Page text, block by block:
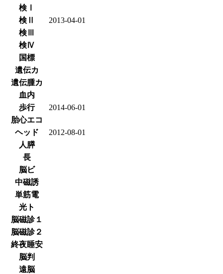
検Ⅰ
検Ⅱ
2013-04-01
検Ⅲ
検Ⅳ
国標
遺伝カ
遺伝腫カ
血内
歩行
2014-06-01
胎心エコ
ヘッド
2012-08-01
人膵
長
脳ビ
中磁誘
単筋電
光ト
脳磁診１
脳磁診２
終夜睡安
脳判
遠脳